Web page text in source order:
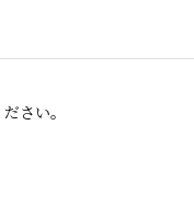
さい。